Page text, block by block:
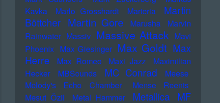
Kavka
Marlo Grosshardt Marteria
Martin
Böttcher Martin Gore Marusha
Marvin
Rainwater Massiv Massive Attack Mavi
Phoenix Max Giesinger Max Goldt Max
Herre
Max Romeo Maxi Jazz
Maximilian
Hecker
MBSounds MC Conrad
Meese
Melody's Echo Chamber
Mense Reents
Mesut Özil
Metal Hammer Metallica MF